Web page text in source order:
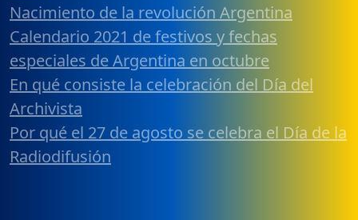
Nacimiento de la revolución Argentina
Calendario 2021 de festivos y fechas
especiales de Argentina en octubre
En qué consiste la celebración del Día del
Archivista
Por qué el 27 de agosto se celebra el Día de la
Radiodifusión